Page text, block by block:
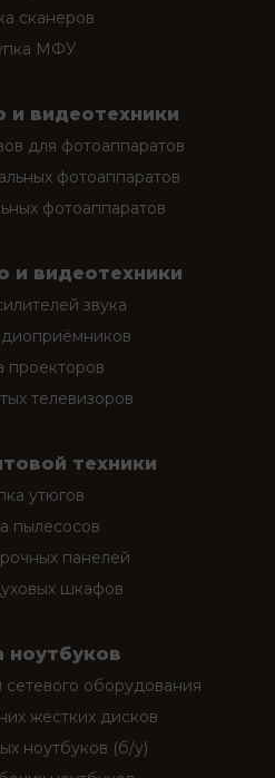
сканеров
МФУ
и видеотехники
для фотоаппаратов
фотоаппаратов
фотоаппаратов
и видеотехники
звука
проекторов
телевизоров
техники
утюгов
пылесосов
панелей
шкафов
ноутбуков
сетевого оборудования
жестких дисков
ноутбуков (б/у)